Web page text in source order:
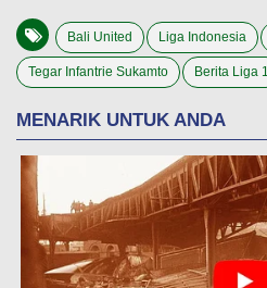
Bali United Liga Indonesia
Tegar Infantrie Sukamto Berita Liga 1